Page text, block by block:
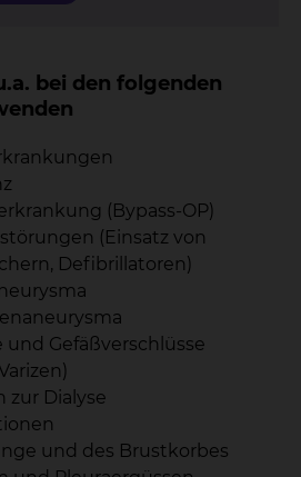
bei den folgenden
(Bypass-OP)
(Einsatz von
Defibrillatoren)
und Gefäßverschlüsse
zur Dialyse
und des Brustkorbes